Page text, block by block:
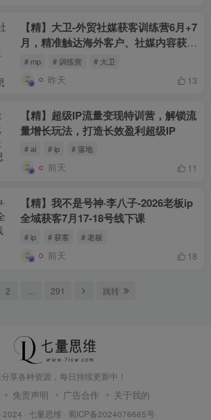
【精】大卫-外贸社媒获客训练营6月+7
月，精准触达海外客户、社媒内容获
客、外贸转化实战
# mp # 训练营 # 大卫
昨天 13
【精】超级IP流量变现特训营，解锁流
量增长玩法，打造长效盈利超级IP
# ai # ip # 落地
前天 11
【精】我不是号神·李八子-2026老板ip
全域获客7月17-18号线下课
# ip # 获客 # 老板
前天 18
2 291 跳转
享各种资源，每日持续更新中！
免责声明 广告合作 关于我的
· 七量思维 · 蜀ICP备2024076665号